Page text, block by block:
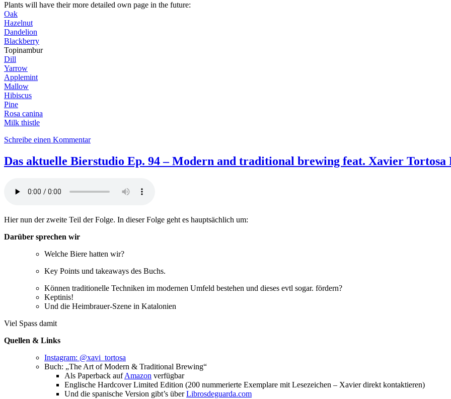
Plants will have their more detailed own page in the future:
Oak
Hazelnut
Dandelion
Blackberry
Topinambur
Dill
Yarrow
Applemint
Mallow
Hibiscus
Pine
Rosa canina
Milk thistle
Schreibe einen Kommentarzu
Out
of
into
–
Tortosa
Das aktuelle Bierstudio Ep. 94 – Modern and traditional brewing feat. Xavier Tortosa
Hier nun der zweite Teil der Folge. In dieser Folge geht es hauptsächlich um:
Darüber sprechen wir
Welche Biere hatten wir?
Key Points und takeaways des Buchs.
Können traditionelle Techniken im modernen Umfeld bestehen und dieses evtl sogar. fördern?
Keptinis!
Und die Heimbrauer-Szene in Katalonien
Viel Spass damit
Quellen & Links
Instagram: @xavi_tortosa
Buch: „The Art of Modern & Traditional Brewing“
Als Paperback aufAmazon verfügbar
Englische Hardcover Limited Edition (200 nummerierte Exemplare mit Lesezeichen – Xavier direkt kontaktieren)
Und die spanische Version gibt’s überLibrosdeguarda.com